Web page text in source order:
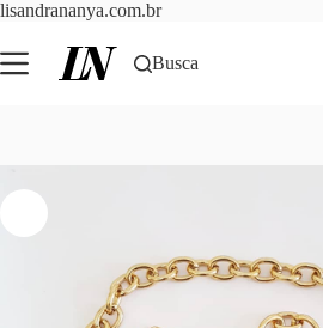
lisandrananya.com.brPular
o
conteúdo
Busca